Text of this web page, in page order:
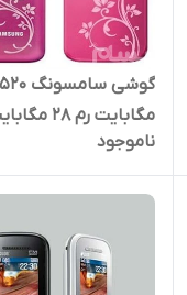
سیمکارت( بدون
ناموجود